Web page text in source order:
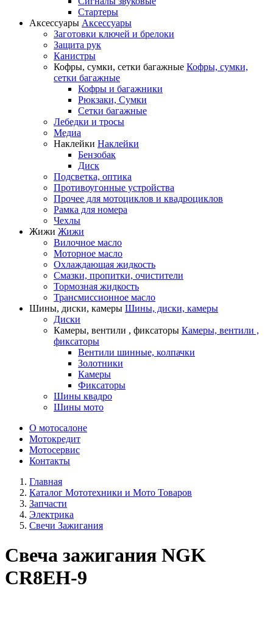
Стартеры
Аксессуары Аксессуары
Заготовки ключей и брелоки
Защита рук
Канистры
Кофры, сумки, сетки багажные Кофры, сумки,
сетки багажные
Кофры и багажники
Рюкзаки, Сумки
Сетки багажные
Лебедки и тросы
Медиа
Наклейки Наклейки
Бензобак
Диск
Подсветка, оптика
Противоугонные устройства
Прочее для мотоциклов и квадроциклов
Рамка для номера
Чехлы
Жижи Жижи
Вилочное масло
Моторное масло
Охлаждающая жидкость
Смазки, пропитки, очистители
Тормозная жидкость
Трансмиссионное масло
Шины, диски, камеры Шины, диски, камеры
Диски
Камеры, вентили , фиксаторы Камеры, вентили ,
фиксаторы
Вентили шинные, колпачки
Золотники
Камеры
Фиксаторы
Шины квадро
Шины мото
О мотосалоне
Мотокредит
Мотосервис
Контакты
Главная
Каталог Мототехники и Мото Товаров
Запчасти
Электрика
Свечи Зажигания
Свеча зажигания NGK
CR8EH-9